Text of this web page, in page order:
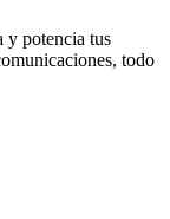
y potencia tus
todo